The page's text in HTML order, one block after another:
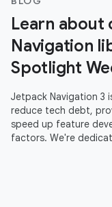
Learn about
Navigation
Spotlight
Jetpack Navigation 3
reduce tech debt,
speed up feature
factors. We're